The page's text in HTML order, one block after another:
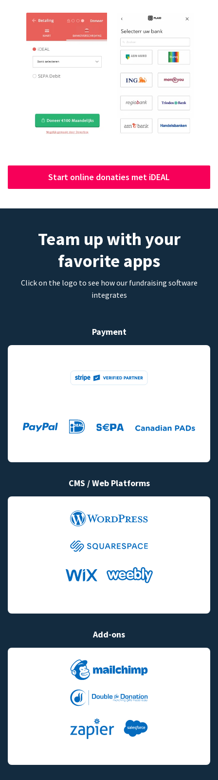
Start online donaties met iDEAL
Team up with your
favorite apps
Click on the logo to see how our fundraising software
integrates
Payment
CMS / Web Platforms
Add-ons